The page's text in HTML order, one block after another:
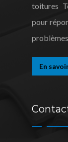
toitures
pour
En